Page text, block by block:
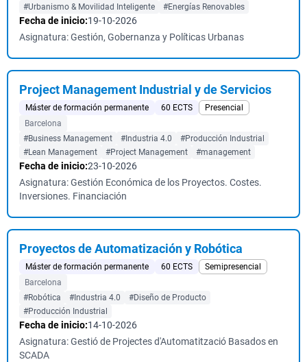
#Urbanismo & Movilidad Inteligente
#Energías Renovables
Fecha de inicio:19-10-2026
Asignatura: Gestión, Gobernanza y Políticas Urbanas
Project Management Industrial y de Servicios
Máster de formación permanente 60 ECTS
Presencial
Barcelona
#Business Management
#Industria 4.0
#Producción Industrial
#Lean Management
#Project Management #management
Fecha de inicio:23-10-2026
Asignatura: Gestión Económica de los Proyectos. Costes.
Inversiones. Financiación
Proyectos de Automatización y Robótica
Máster de formación permanente 60 ECTS
Semipresencial
Barcelona
#Robótica
#Industria 4.0
#Diseño de Producto
#Producción Industrial
Fecha de inicio:14-10-2026
Asignatura: Gestió de Projectes d'Automatització Basados en
SCADA